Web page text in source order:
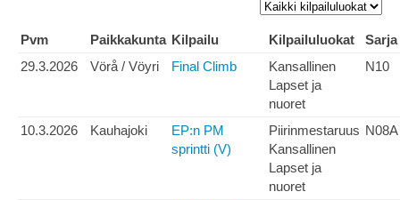
Pvm Paikkakunta Kilpailu Kilpailuluokat
Sarja
29.3.2026
Vörå / Vöyri Final Climb
Kansallinen
Lapset ja
nuoret
N10
10.3.2026 Kauhajoki
EP:n PM
sprintti (V)
Piirinmestaruus
Kansallinen
Lapset ja
nuoret
N08A